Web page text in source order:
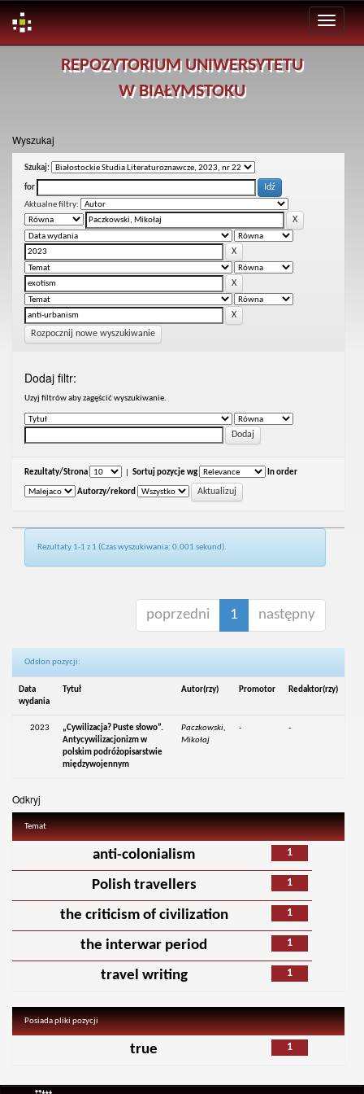
REPOZYTORIUM UNIWERSYTETU
W BIAŁYMSTOKU
Wyszukaj
Szukaj:
for
Aktualne filtry:
Rozpocznij nowe wyszukiwanie
Dodaj filtr:
Uzyj filtrów aby zagęścić wyszukiwanie.
Rezultaty/Strona Sortuj pozycje wg In order
Autorzy/rekord
Rezultaty 1-1 z 1 (Czas wyszukiwania: 0.001 sekund).
poprzedni 1 następny
Odsłon pozycji:
Data
wydania
Tytuł Autor(rzy) Promotor Redaktor(rzy)
2023
„Cywilizacja? Puste słowo”.
Antycywilizacjonizm w
polskim podróżopisarstwie
międzywojennym
Paczkowski,
Mikołaj
- -
Odkryj
Temat
1
anti-colonialism
1
Polish travellers
1
the criticism of civilization
1
the interwar period
1
travel writing
Posiada pliki pozycji
1
true